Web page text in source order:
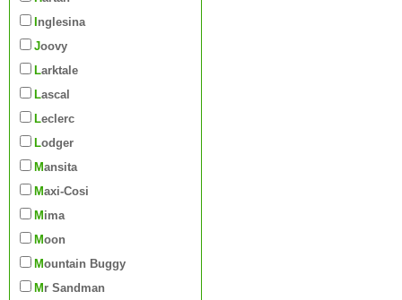
Inglesina
Joovy
Larktale
Lascal
Leclerc
Lodger
Mansita
Maxi-Cosi
Mima
Moon
Mountain Buggy
Mr Sandman